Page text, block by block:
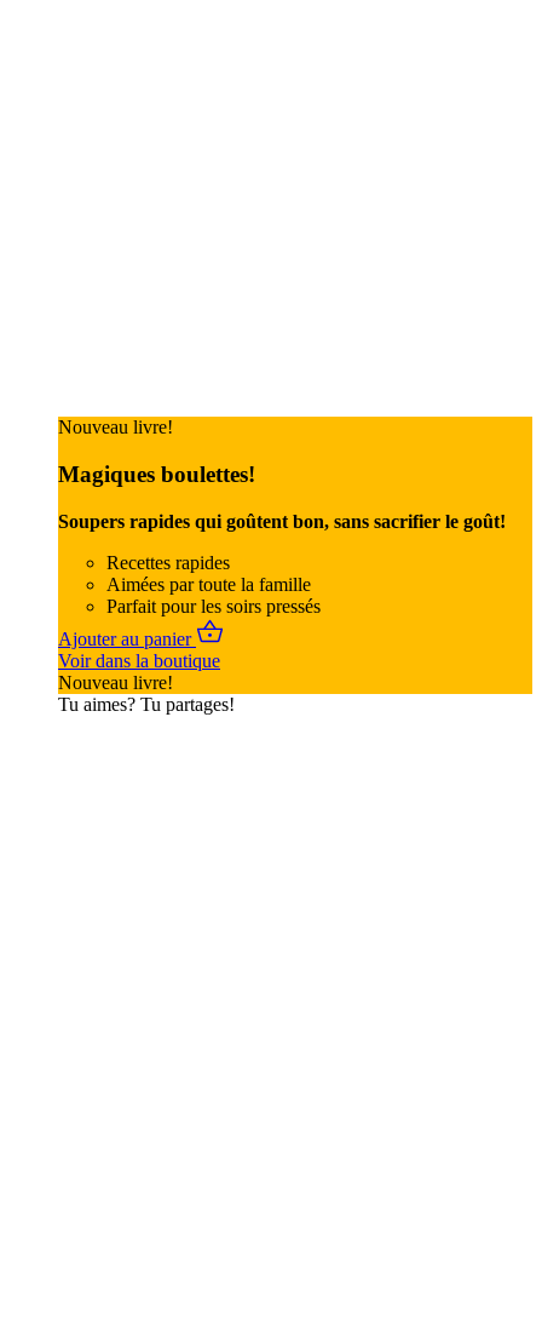
Nouveau livre!
Magiques boulettes!
Soupers rapides qui goûtent bon, sans sacrifier le goût!
Recettes rapides
Aimées par toute la famille
Parfait pour les soirs pressés
Ajouter au panier
Voir dans la boutique
Nouveau livre!
Tu aimes? Tu partages!